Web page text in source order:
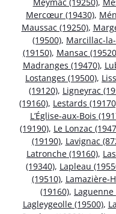
Mercœur (19430),
Maussac (19250),
(19500), Marcillac-
(19150), Mansac
Madranges (19470),
Lostanges (19500),
(19120), Ligneyrac
(19160), Lestards
L’Église-aux-Bois
(19190), Le Lonzac
(19190), Lavignac
Latronche (19160),
(19340), Lapleau
(19510), Lamazière-
(19160), Laguenne
Lagleygeolle (19500),